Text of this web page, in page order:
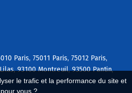
le trafic et la performance du site et
vous ?
Paris, 75011 Paris, 75012 Paris,
93100 Montreuil, 93500 Pantin,